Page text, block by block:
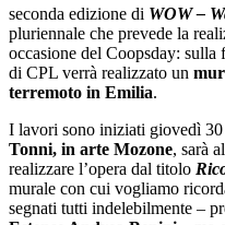
seconda edizione di WOW –
pluriennale che prevede la
occasione del Coopsday:
di CPL verrà realizzato un
terremoto in Emilia.
I lavori sono iniziati giovedì
Tonni, in arte Mozone, sarà
realizzare l’opera dal titolo
murale con cui vogliamo
segnati tutti indelebilmente –